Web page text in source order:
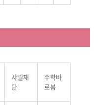
샤넬재
단
수학바
로봄